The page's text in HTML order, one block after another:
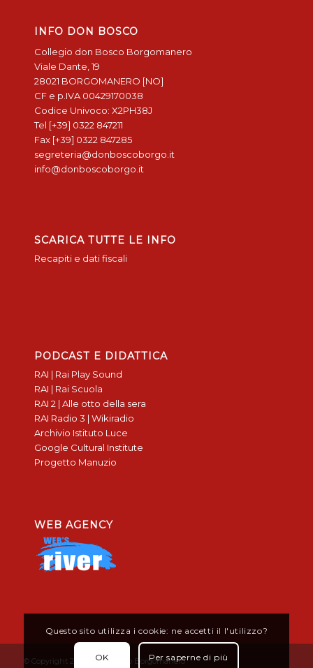
INFO DON BOSCO
Collegio don Bosco Borgomanero
Viale Dante, 19
28021 BORGOMANERO [NO]
CF e p.IVA 00429170038
Codice Univoco: X2PH38J
Tel [+39] 0322 847211
Fax [+39] 0322 847285
segreteria@donboscoborgo.it
info@donboscoborgo.it
SCARICA TUTTE LE INFO
Recapiti e dati fiscali
PODCAST E DIDATTICA
RAI | Rai Play Sound
RAI | Rai Scuola
RAI 2 | Alle otto della sera
RAI Radio 3 | Wikiradio
Archivio Istituto Luce
Google Cultural Institute
Progetto Manuzio
WEB AGENCY
© Copyright 2019 - Don Bosco Borgomanero
Questo sito utilizza i cookie: ne accetti il l'utilizzo?
OK Per saperne di più